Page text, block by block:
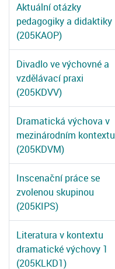
Aktuální otázky
pedagogiky a didaktiky
(205KAOP)
Divadlo ve výchovné a
vzdělávací praxi
(205KDVV)
Dramatická výchova v
mezinárodním kontextu
(205KDVM)
Inscenační práce se
zvolenou skupinou
(205KIPS)
Literatura v kontextu
dramatické výchovy 1
(205KLKD1)